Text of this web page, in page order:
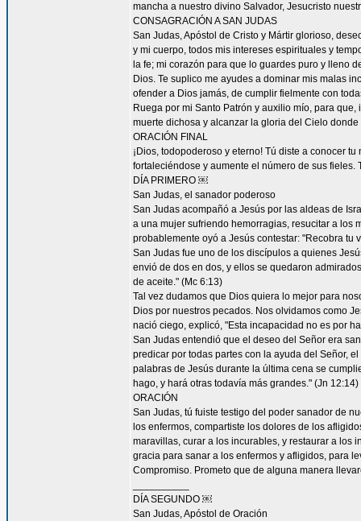
mancha a nuestro divino Salvador, Jesucristo
CONSAGRACIÓN A SAN JUDAS
San Judas, Apóstol de Cristo y Mártir glorioso,
y mi cuerpo, todos mis intereses espirituales y
la fe; mi corazón para que lo guardes puro y lleno
Dios. Te suplico me ayudes a dominar mis malas
ofender a Dios jamás, de cumplir fielmente con
Ruega por mi Santo Patrón y auxilio mío, para
muerte dichosa y alcanzar la gloria del Cielo
ORACIÓN FINAL
¡Dios, todopoderoso y eterno! Tú diste a conocer
fortaleciéndose y aumente el número de sus fieles.
DÍA PRIMERO ￼
San Judas, el sanador poderoso
San Judas acompañó a Jesús por las aldeas de
a una mujer sufriendo hemorragias, resucitar a los
probablemente oyó a Jesús contestar: "Recobra tu
San Judas fue uno de los discípulos a quienes
envió de dos en dos, y ellos se quedaron
de aceite." (Mc 6:13)
Tal vez dudamos que Dios quiera lo mejor para
Dios por nuestros pecados. Nos olvidamos como
nació ciego, explicó, "Esta incapacidad no es por
San Judas entendió que el deseo del Señor era
predicar por todas partes con la ayuda del Señor,
palabras de Jesús durante la última cena se
hago, y hará otras todavía más grandes." (Jn 12:14)
ORACIÓN
San Judas, tú fuiste testigo del poder sanador de
los enfermos, compartiste los dolores de los
maravillas, curar a los incurables, y restaurar a los
gracia para sanar a los enfermos y afligidos, para
Compromiso. Prometo que de alguna manera
DÍA SEGUNDO ￼
San Judas, Apóstol de Oración